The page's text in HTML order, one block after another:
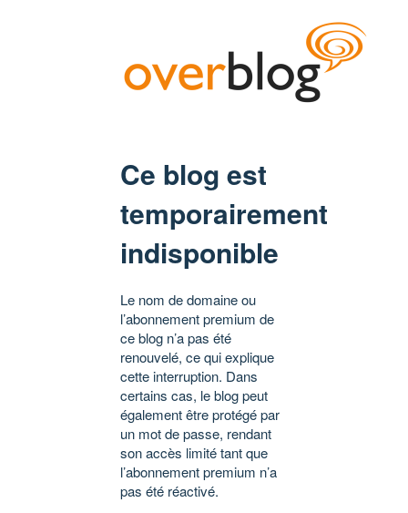
Ce blog est
temporairement
indisponible
Le nom de domaine ou
l’abonnement premium de
ce blog n’a pas été
renouvelé, ce qui explique
cette interruption. Dans
certains cas, le blog peut
également être protégé par
un mot de passe, rendant
son accès limité tant que
l’abonnement premium n’a
pas été réactivé.